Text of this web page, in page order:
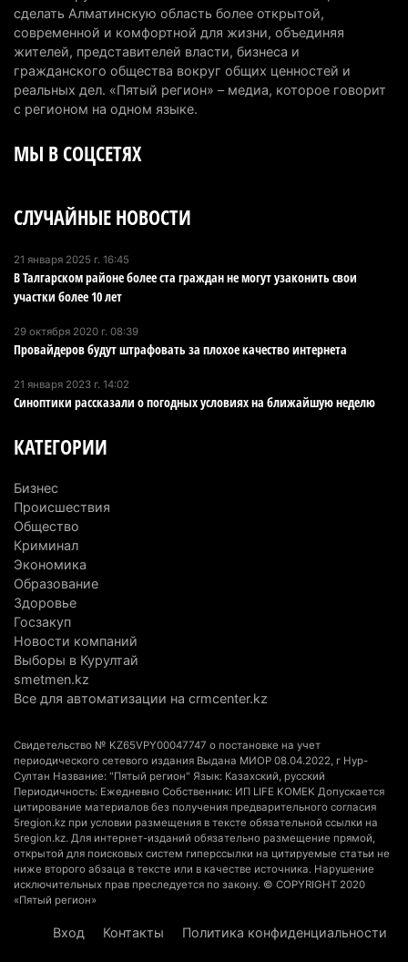
сделать Алматинскую область более открытой,
современной и комфортной для жизни, объединяя
жителей, представителей власти, бизнеса и
гражданского общества вокруг общих ценностей и
реальных дел. «Пятый регион» – медиа, которое говорит
с регионом на одном языке.
МЫ В СОЦСЕТЯХ
СЛУЧАЙНЫЕ НОВОСТИ
21 января 2025 г. 16:45
В Талгарском районе более ста граждан не могут узаконить свои
участки более 10 лет
29 октября 2020 г. 08:39
Провайдеров будут штрафовать за плохое качество интернета
21 января 2023 г. 14:02
Синоптики рассказали о погодных условиях на ближайшую неделю
КАТЕГОРИИ
Бизнес
Происшествия
Общество
Криминал
Экономика
Образование
Здоровье
Госзакуп
Новости компаний
Выборы в Курултай
smetmen.kz
Все для автоматизации на crmcenter.kz
Свидетельство № KZ65VPY00047747 о постановке на учет
периодического сетевого издания Выдана МИОР 08.04.2022, г Нур-
Султан Название: "Пятый регион" Язык: Казахский, русский
Периодичность: Ежедневно Собственник: ИП LIFE KOMEK Допускается
цитирование материалов без получения предварительного согласия
5region.kz при условии размещения в тексте обязательной ссылки на
5region.kz. Для интернет-изданий обязательно размещение прямой,
открытой для поисковых систем гиперссылки на цитируемые статьи не
ниже второго абзаца в тексте или в качестве источника. Нарушение
исключительных прав преследуется по закону. © COPYRIGHT 2020
«Пятый регион»
Вход Контакты Политика конфиденциальности